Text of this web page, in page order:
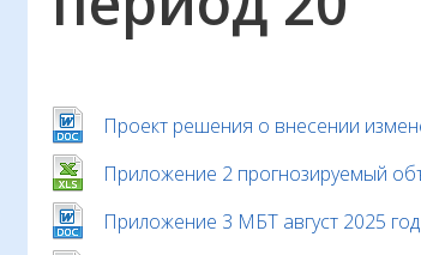
Проект решения о внесении
Приложение 2 прогнозируемый
Приложение 3 МБТ август 2025